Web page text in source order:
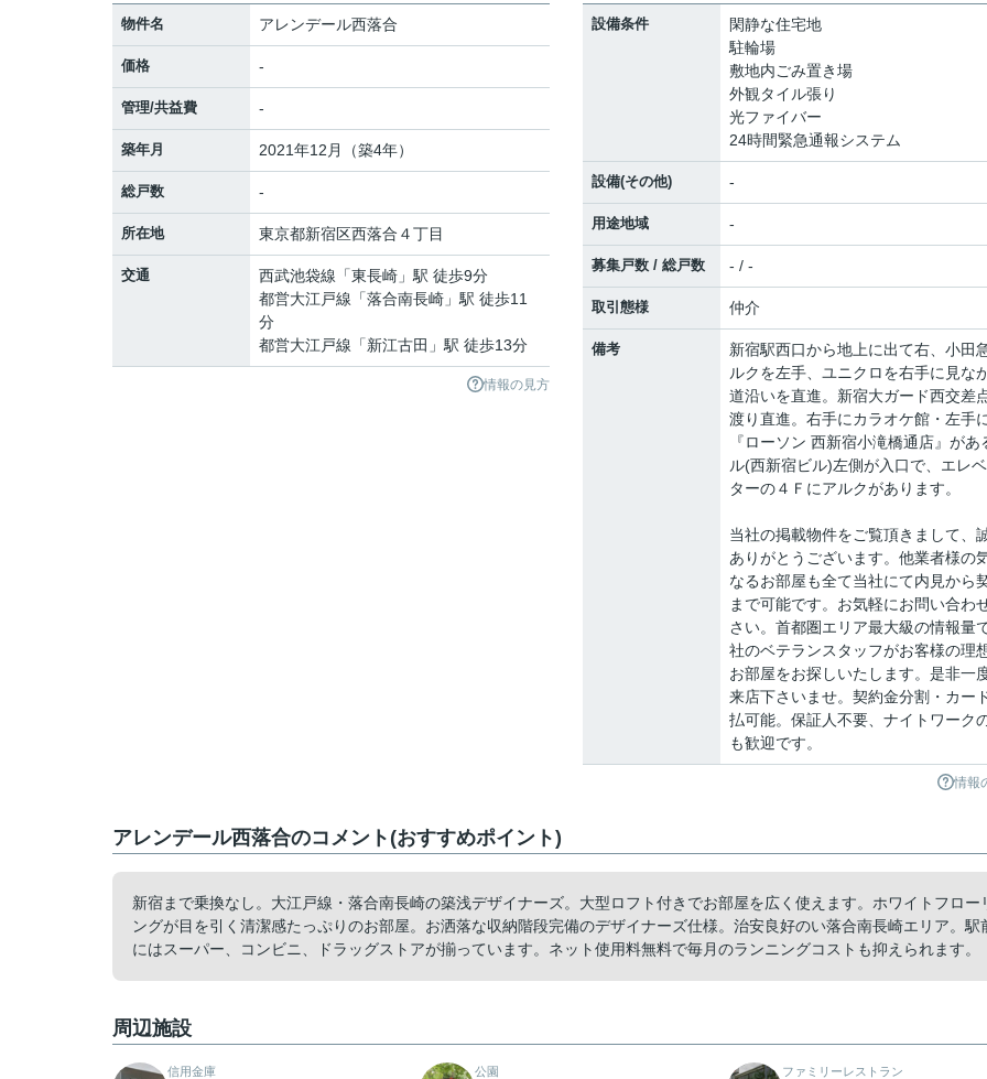
物件名 アレンデール西落合
価格 -
管理/共益費 -
築年月 2021年12月（築4年）
総戸数 -
所在地 東京都新宿区西落合 ４丁目
交通 西武池袋線 「東長崎 」駅 徒歩9分
都営大江戸線 「落合南長崎 」駅 徒歩11
分
都営大江戸線 「新江古田 」駅 徒歩13分
情報の見方
設備条件
閑静な住宅地
駐輪場
敷地内ごみ置き場
外観タイル張り
光ファイバー
24時間緊急通報システム
設備(その他) -
用途地域 -
募集戸数 / 総戸数 - / -
取引態様 仲介
備考
新宿駅西口から地上に出て右、小田
ルクを左手、ユニクロを右手に見な
道沿いを直進。新宿大ガード西交差
渡り直進。右手にカラオケ館・左手
『ローソン 西新宿小滝橋通店』があ
ル(西新宿ビル)左側が入口で、エレ
ターの４Ｆにアルクがあります。
当社の掲載物件をご覧頂きまして、
ありがとうございます。他業者様の
なるお部屋も全て当社にて内見から
まで可能です。お気軽にお問い合わ
さい。首都圏エリア最大級の情報量
社のベテランスタッフがお客様の理
お部屋をお探しいたします。是非一
来店下さいませ。契約金分割・カー
払可能。保証人不要、ナイトワーク
も歓迎です。
情報
アレンデール西落合のコメント(おすすめポイント)
新宿まで乗換なし。大江戸線・落合南長崎の築浅デザイナーズ。大型ロフト付きでお部屋を広く使えます。ホワイトフロー
ングが目を引く清潔感たっぷりのお部屋。お洒落な収納階段完備のデザイナーズ仕様。治安良好のい落合南長崎エリア。駅
にはスーパー、コンビニ、ドラッグストアが揃っています。ネット使用料無料で毎月のランニングコストも抑えられます。
周辺施設
信用金庫 公園 ファミリーレストラン